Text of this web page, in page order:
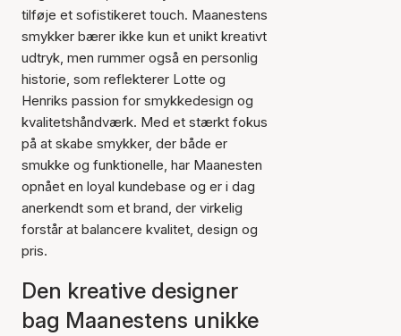
tilføje et sofistikeret touch. Maanestens
smykker bærer ikke kun et unikt kreativt
udtryk, men rummer også en personlig
historie, som reflekterer Lotte og
Henriks passion for smykkedesign og
kvalitetshåndværk. Med et stærkt fokus
på at skabe smykker, der både er
smukke og funktionelle, har Maanesten
opnået en loyal kundebase og er i dag
anerkendt som et brand, der virkelig
forstår at balancere kvalitet, design og
pris.
Den kreative designer
bag Maanestens unikke